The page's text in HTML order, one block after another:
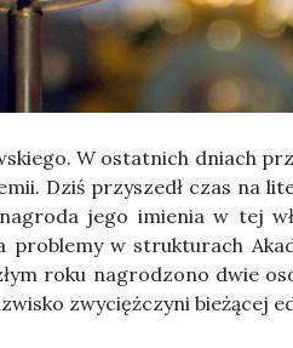
W ostat­nich dniach
Dziś przy­szedł czas na
jego imie­nia w tej
w struk­tu­rach
roku nagro­dzo­no dwie
zwy­cięż­czy­ni bie­żą­cej